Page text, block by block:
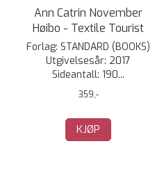
Ann Catrin November
Høibo - Textile Tourist
Forlag: STANDARD (BOOKS)
Utgivelsesår: 2017
Sideantall: 190...
359,-
KJØP